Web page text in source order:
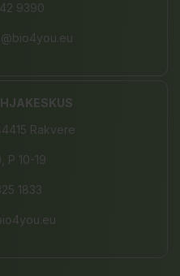
9390
Rakvere
P 10-19
1833